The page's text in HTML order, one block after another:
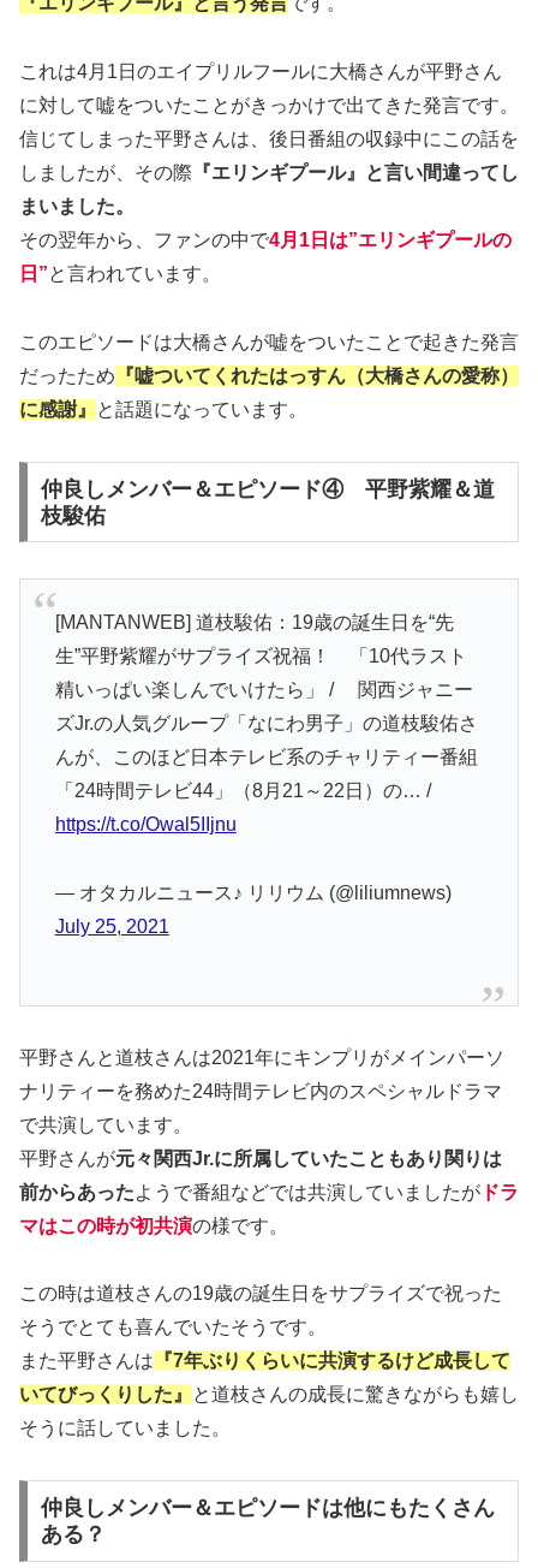
これは4月1日のエイプリルフールに大橋さんが平野さん
に対して嘘をついたことがきっかけで出てきた発言です。
信じてしまった平野さんは、後日番組の収録中にこの話を
しましたが、その際 『エリンギプール』と言い間違ってし
まいました。
その翌年から、ファンの中で4月1日は”エリンギプールの
日”と言われています。
このエピソードは大橋さんが嘘をついたことで起きた発言
だったため 『嘘ついてくれたはっすん（大橋さんの愛称）
に感謝』
と話題になっています。
仲良しメンバー＆エピソード④ 平野紫耀＆道
枝駿佑
[MANTANWEB] 道枝駿佑：19歳の誕生日を“先
生”平野紫耀がサプライズ祝福！ 「10代ラスト
精いっぱい楽しんでいけたら」 / 関西ジャニー
ズJr.の人気グループ「なにわ男子」の道枝駿佑さ
んが、このほど日本テレビ系のチャリティー番組
「24時間テレビ44」（8月21～22日）の… /
https://t.co/Owal5IIjnu
— オタカルニュース♪ リリウム (@liliumnews)
July 25, 2021
平野さんと道枝さんは2021年にキンプリがメインパーソ
ナリティーを務めた24時間テレビ内のスペシャルドラマ
で共演しています。
平野さんが元々関西Jr.に所属していたこともあり関りは
前からあったようで番組などでは共演していましたが ドラ
マはこの時が初共演の様です。
この時は道枝さんの19歳の誕生日をサプライズで祝った
そうでとても喜んでいたそうです。
また平野さんは 『7年ぶりくらいに共演するけど成長して
いてびっくりした』
と道枝さんの成長に驚きながらも嬉し
そうに話していました。
仲良しメンバー＆エピソードは他にもたくさん
ある？